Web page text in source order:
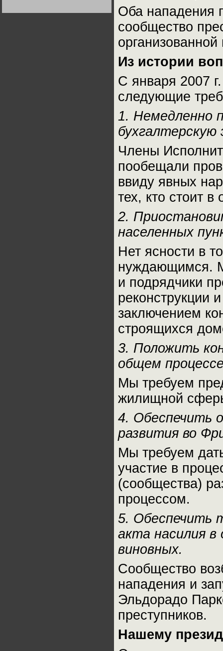
Оба нападения
сообщество
Из истории
С января 2007
следующие
1. Немедленно
бухгалтерскую
Члены
пообещали
ввиду явных
тех, кто стоит
2.
населенных
Нет ясности в
нуждающимся.
и подрядчики
реконструкции
заключением
строящихся
3. Положить
общем
Мы требуем
жилищной
4. Обеспечить
развития во
Мы требуем
участие в
(сообщества)
процессом.
5. Обеспечить
акта насилия
виновных.
Сообщество
нападения и
Эльдорадо
преступников.
Нашему